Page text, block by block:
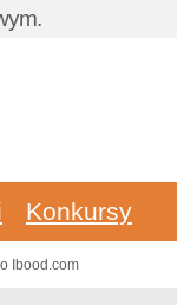
Konkursy
Ibood.com